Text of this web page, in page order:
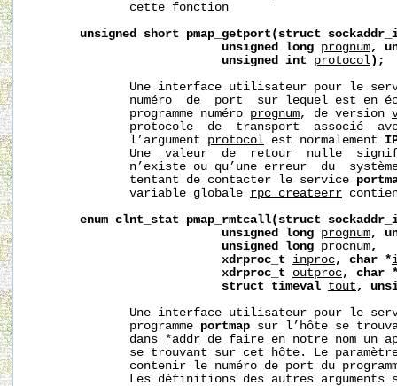
              cette fonction
unsigned
short pmap_getport(struct
unsigned
long prognum,
unsigned
int protocol );
Une interface utilisateur pour le
numéro  de  port  sur lequel est en
              programme numéro
prognum, de version
protocole  de  transport  associé
              l’argument
protocol est normalement
Une  valeur  de  retour  nulle
n’existe ou qu’une erreur  du
              tentant de contacter le service
              variable globale
rpc_createerr
enum clnt_stat pmap_rmtcall(struct
unsigned
long prognum,
unsigned
long procnum,
xdrproc_t
inproc, char *
xdrproc_t
outproc, char
struct
timeval tout ,
Une interface utilisateur pour le
              programme
portmap sur l’hôte se
              dans
*addr de faire en notre nom un
se trouvant sur cet hôte. Le
contenir le numéro de port du
Les définitions des autres arguments